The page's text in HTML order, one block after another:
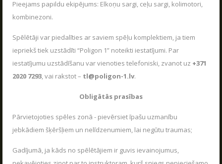
Pieejams papildu ekipējums: Elkoņu sargi, ceļu sargi, kolimotori,
kombinezoni.
Spēlētāji var piedalīties ar saviem spēļu komplektiem, ja tiem
iepriekš tiek uzstādīti “Poligon 1” noteikti iestatījumi. Par
iestatījumu uzstādīšanu var vienoties telefoniski, zvanot uz +371
2020 7293, vai rakstot – tl@poligon-1.lv.
Obligātās prasības
Pārvietojoties spēles zonā - pievērsiet īpašu uzmanību
jebkādiem šķēršļiem un nelīdzenumiem, lai negūtu traumas;
Gadījumā, ja kāds no spēlētājiem ir guvis ievainojumus,